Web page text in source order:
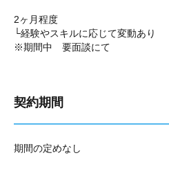
2ヶ月程度
└経験やスキルに応じて変動あり
※期間中 要面談にて
契約期間
期間の定めなし